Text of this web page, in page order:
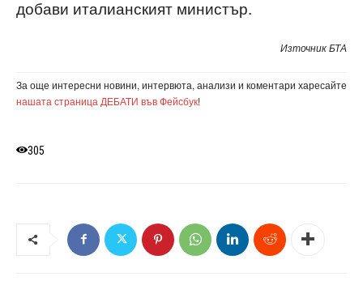
добави италианският министър.
Източник БТА
За още интересни новини, интервюта, анализи и коментари харесайте
нашата страница ДЕБАТИ във Фейсбук!
305